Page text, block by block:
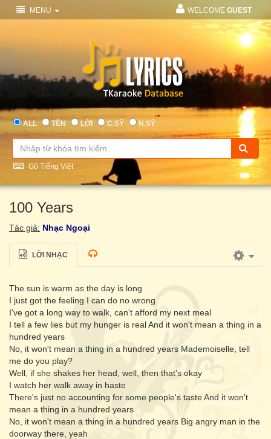
MENU WELCOME GUEST
ALL TÊN LỜI C.SỸ N.SỸ
Gõ Tiếng Việt
100 Years
Tác giả: Nhạc Ngoại
LỜI NHẠC
The sun is warm as the day is long
I just got the feeling I can do no wrong
I've got a long way to walk, can't afford my next meal
I tell a few lies but my hunger is real And it won't mean a thing in a
hundred years
No, it won't mean a thing in a hundred years Mademoiselle, tell
me do you play?
Well, if she shakes her head, well, then that's okay
I watch her walk away in haste
There's just no accounting for some people's taste And it won't
mean a thing in a hundred years
No, it won't mean a thing in a hundred years Big angry man in the
doorway there, yeah